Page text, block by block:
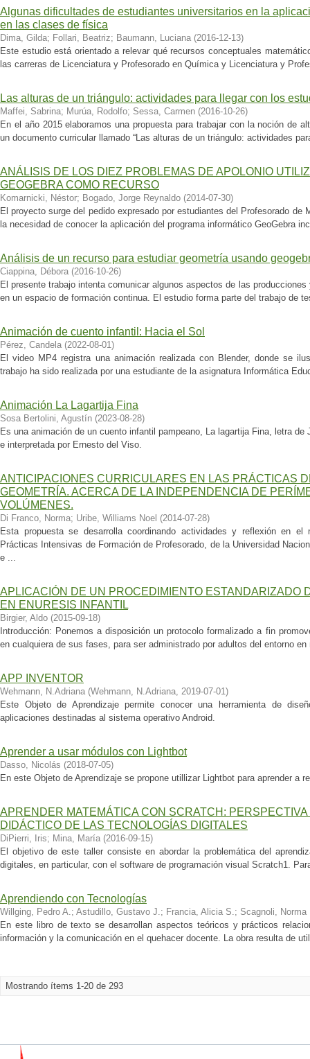
Algunas dificultades de estudiantes universitarios en la
en las clases de física
Dima, Gilda; Follari, Beatriz; Baumann, Luciana (2016-12-13)
Este estudio está orientado a relevar qué recursos conceptuales
las carreras de Licenciatura y Profesorado en Química y Licenciatura y
Las alturas de un triángulo: actividades para llegar con los
Maffei, Sabrina; Murúa, Rodolfo; Sessa, Carmen (2016-10-26)
En el año 2015 elaboramos una propuesta para trabajar con la noción de
un documento curricular llamado “Las alturas de un triángulo: actividades
ANÁLISIS DE LOS DIEZ PROBLEMAS DE APOLONIO
GEOGEBRA COMO RECURSO
Komarnicki, Néstor; Bogado, Jorge Reynaldo (2014-07-30)
El proyecto surge del pedido expresado por estudiantes del Profesorado de
la necesidad de conocer la aplicación del programa informático GeoGebra
Análisis de un recurso para estudiar geometría usando
Ciappina, Débora (2016-10-26)
El presente trabajo intenta comunicar algunos aspectos de las
en un espacio de formación continua. El estudio forma parte del trabajo de
Animación de cuento infantil: Hacia el Sol
Pérez, Candela (2022-08-01)
El video MP4 registra una animación realizada con Blender, donde se
trabajo ha sido realizada por una estudiante de la asignatura Informática
Animación La Lagartija Fina
Sosa Bertolini, Agustín (2023-08-28)
Es una animación de un cuento infantil pampeano, La lagartija Fina, letra
e interpretada por Ernesto del Viso.
ANTICIPACIONES CURRICULARES EN LAS PRÁCTICAS
GEOMETRÍA. ACERCA DE LA INDEPENDENCIA DE
VOLÚMENES.
Di Franco, Norma; Uribe, Williams Noel (2014-07-28)
Esta propuesta se desarrolla coordinando actividades y reflexión en el
Prácticas Intensivas de Formación de Profesorado, de la Universidad
e ...
APLICACIÓN DE UN PROCEDIMIENTO ESTANDARIZADO
EN ENURESIS INFANTIL
Birgier, Aldo (2015-09-18)
Introducción: Ponemos a disposición un protocolo formalizado a fin
en cualquiera de sus fases, para ser administrado por adultos del entorno
APP INVENTOR
Wehmann, N.Adriana (Wehmann, N.Adriana, 2019-07-01)
Este Objeto de Aprendizaje permite conocer una herramienta de
aplicaciones destinadas al sistema operativo Android.
Aprender a usar módulos con Lightbot
Dasso, Nicolás (2018-07-05)
En este Objeto de Aprendizaje se propone utillizar Lightbot para aprender a
APRENDER MATEMÁTICA CON SCRATCH:
DIDÁCTICO DE LAS TECNOLOGÍAS DIGITALES
DiPierri, Iris; Mina, María (2016-09-15)
El objetivo de este taller consiste en abordar la problemática del
digitales, en particular, con el software de programación visual Scratch1.
Aprendiendo con Tecnologías
Willging, Pedro A.; Astudillo, Gustavo J.; Francia, Alicia S.; Scagnoli, Norma
En este libro de texto se desarrollan aspectos teóricos y prácticos
información y la comunicación en el quehacer docente. La obra resulta de
Mostrando ítems 1-20 de 293